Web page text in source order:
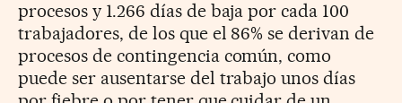
procesos y 1.266 días de baja por cada 100
trabajadores, de los que el 86% se derivan de
procesos de contingencia común, como
puede ser ausentarse del trabajo unos días